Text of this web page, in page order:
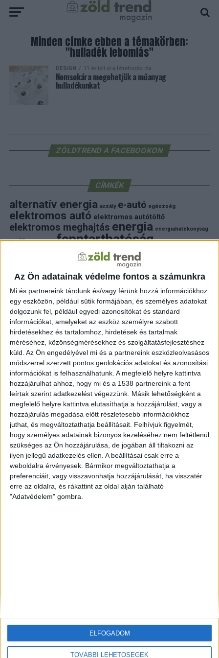
Az Ön adatainak védelme fontos a számunkra
Mi és partnereink tárolunk és/vagy férünk hozzá információkhoz
egy eszközön, például sütik formájában, és személyes adatokat
dolgozunk fel, például egyedi azonosítókat és standard
információkat, amelyeket az eszköz személyre szabott
hirdetésekhez és tartalomhoz, hirdetések és tartalmak
méréséhez, közönségmérésekhez és szolgáltatásfejlesztéshez
küld. Az Ön engedélyével mi és a partnereink eszközleolvasásos
módszerrel szerzett pontos geolokációs adatokat és azonosítási
információkat is felhasználhatunk. A megfelelő helyre kattintva
hozzájárulhat ahhoz, hogy mi és a 1538 partnereink a fent
leírtak szerint adatkezelést végezzünk. Másik lehetőségként a
megfelelő helyre kattintva elutasíthatja a hozzájárulást, vagy a
hozzájárulás megadása előtt részletesebb információkhoz
juthat, és megváltoztathatja beállításait. Felhívjuk figyelmét,
hogy személyes adatainak bizonyos kezeléséhez nem feltétlenül
szükséges az Ön hozzájárulása, de jogában áll tiltakozni az
ilyen jellegű adatkezelés ellen. A beállításai csak erre a
weboldalra érvényesek. Bármikor megváltoztathatja a
preferenciáit, vagy visszavonhatja hozzájárulását, ha visszatér
erre az oldalra, és rákattint az oldal alján található
"Adatvédelem" gombra.
TOVÁBBI LEHETŐSÉGEK
ELFOGADOM
Minden címke ebben a témakörben:
"hulladék lebomlás"
DESIGN 11 év telt el a létrehozás óta
Nemsokára megehetjük a műanyag
hulladékunkat
ZÖLDTREND A FACEBOOKON
CÍMKÉK
alternatív energia aszály e-autó egészség
elektromos autó elektromos autótöltő
elektromos meghajtás energia energiahatékonyság
erdő fejlesztés fenntarthatóság fotovoltaikus
hulladék időjárás klímaváltozás
környezet
környezetvédelem környezetvédelmi hírek
közlekedés megújuló energia mezőgazdaság
napelemnapelemeknapenergia
naperőmű solar solar energy szelektiv hulladék természet
természetvédelem villamosenergia villanyautó víz
autó
zöld energia zöld energiaforrás zöld hirek
állatvédelem áram életmód újrahasznosítás
FRISS HÍREK
ZÖLDINFÓ 4 óra telt el a létrehozás óta
új program támogatja a magyar kkv-k fenntartható
működését
ZÖLDINFÓ 6 óra telt el a létrehozás óta
A klímaváltozás új korszakot nyit a Dunán: a jövő
vízgazdálkodásához új szemléletre lesz szükség
ZÖLDINFÓ 6 óra telt el a létrehozás óta
Hőségriasztás Magyarországon: emelkedik a Duna,
miközben rekordközeli a rendszerterhelés
ZÖLD KÖZLEKEDÉS